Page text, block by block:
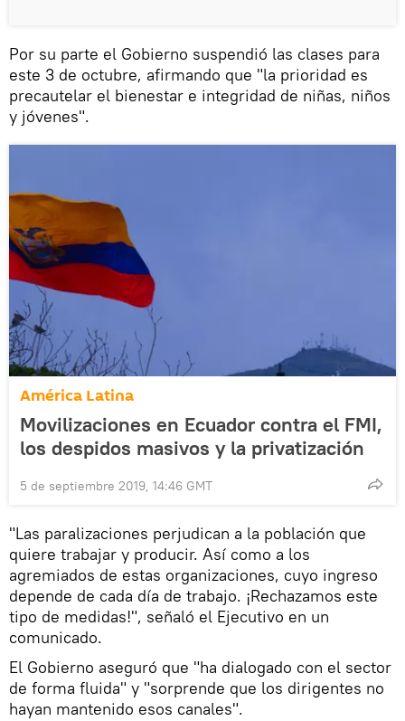
Por su parte el Gobierno suspendió las clases para
este 3 de octubre, afirmando que "la prioridad es
precautelar el bienestar e integridad de niñas, niños
y jóvenes".
América Latina
Movilizaciones en Ecuador contra el FMI,
los despidos masivos y la privatización
5 de septiembre 2019, 14:46 GMT
"Las paralizaciones perjudican a la población que
quiere trabajar y producir. Así como a los
agremiados de estas organizaciones, cuyo ingreso
depende de cada día de trabajo. ¡Rechazamos este
tipo de medidas!", señaló el Ejecutivo en un
comunicado.
El Gobierno aseguró que "ha dialogado con el sector
de forma fluida" y "sorprende que los dirigentes no
hayan mantenido esos canales".